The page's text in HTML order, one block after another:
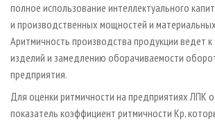
полное использование интеллектуального
и производственных мощностей и
Аритмичность производства продукции ведет
изделий и замедлению оборачиваемости
предприятия.
Для оценки ритмичности на предприятиях ЛПК
показатель коэффициент ритмичности Кр,